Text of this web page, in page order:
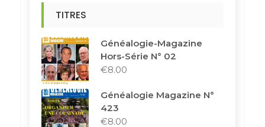
TITRES
Généalogie-Magazine
Hors-Série N° 02
€8.00
Généalogie Magazine N°
423
€8.00